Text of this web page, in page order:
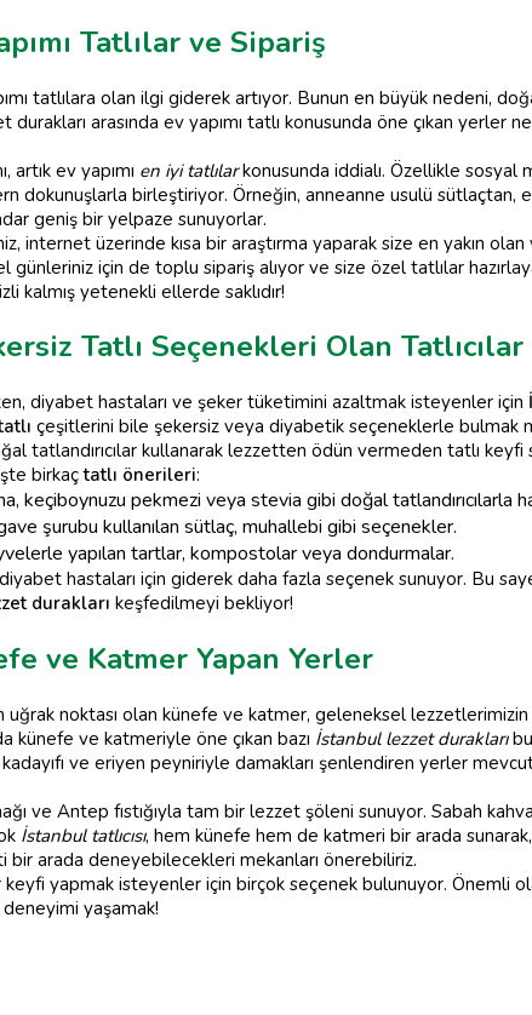
Tatlılar ve Sipariş
tatlılara olan ilgi giderek artıyor. Bunun en büyük nedeni,
arasında ev yapımı tatlı konusunda öne çıkan yerler
ev yapımı en iyi tatlılarkonusunda iddialı. Özellikle sosyal
dokunuşlarla birleştiriyor. Örneğin, anneanne usulü sütlaçtan,
geniş bir yelpaze sunuyorlar.
internet üzerinde kısa bir araştırma yaparak size en yakın olan
için de toplu sipariş alıyor ve size özel tatlılar
kalmış yetenekli ellerde saklıdır!
Tatlı Seçenekleri Olan Tatlıcılar
diyabet hastaları ve şeker tüketimini azaltmak isteyenler için
çeşitlerini bile şekersiz veya diyabetik seçeneklerle bulmak
tatlandırıcılar kullanarak lezzetten ödün vermeden tatlı keyfi
birkaçtatlı önerileri:
keçiboynuzu pekmezi veya stevia gibi doğal tatlandırıcılarla
şurubu kullanılan sütlaç, muhallebi gibi seçenekler.
yapılan tartlar, kompostolar veya dondurmalar.
hastaları için giderek daha fazla seçenek sunuyor. Bu
durakları keşfedilmeyi bekliyor!
ve Katmer Yapan Yerler
noktası olan künefe ve katmer, geleneksel
künefe ve katmeriyle öne çıkan bazı İstanbul lezzet durakları
kadayıfı ve eriyen peyniriyle damakları şenlendiren yerler
ve Antep fıstığıyla tam bir lezzet şöleni sunuyor. Sabah
İstanbul tatlıcısı, hem künefe hem de katmeri bir arada
arada deneyebilecekleri mekanları önerebiliriz.
yapmak isteyenler için birçok seçenek bulunuyor. Önemli
yaşamak!